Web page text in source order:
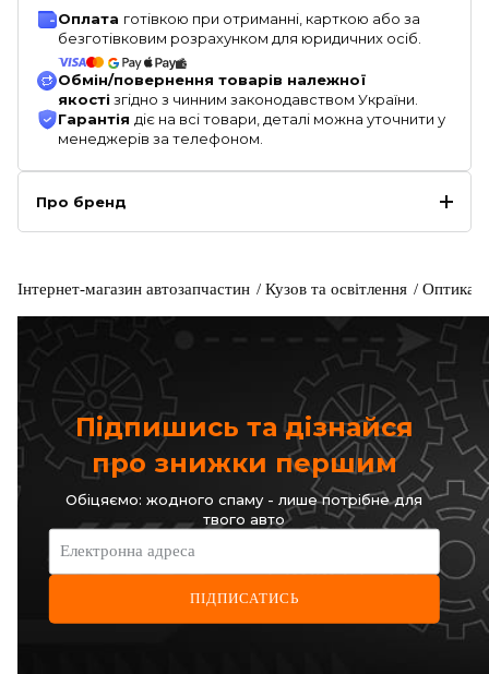
Оплата готівкою при отриманні, карткою або за
безготівковим розрахунком для юридичних осіб.
Обмін/повернення товарів належної
якості згідно з чинним законодавством України.
Гарантія діє на всі товари, деталі можна уточнити у
менеджерів за телефоном.
Про бренд
Інтернет-магазин автозапчастин Кузов та освітлення Оптика
Підпишись та дізнайся
про знижки першим
Обіцяємо: жодного спаму - лише потрібне для
твого авто
Електронна адреса
ПІДПИСАТИСЬ